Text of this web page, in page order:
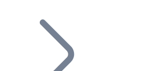
Ajoutez le token de votre projet